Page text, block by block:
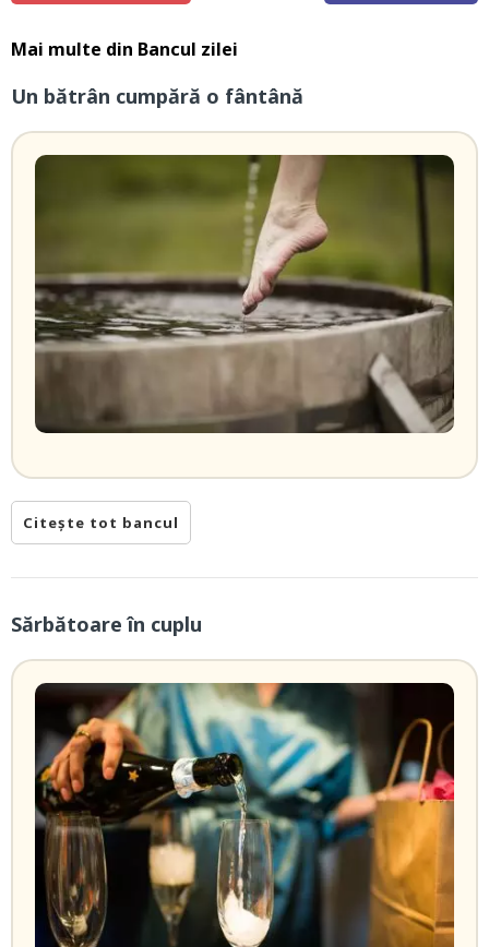
Mai multe din Bancul zilei
Un bătrân cumpără o fântână
Citește tot bancul
Sărbătoare în cuplu